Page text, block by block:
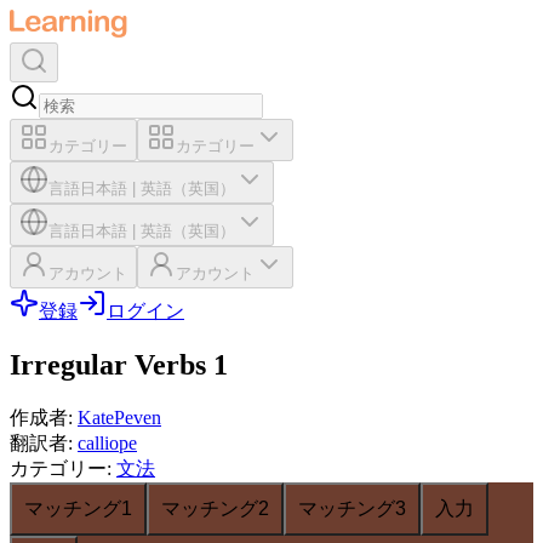
カテゴリー カテゴリー
言語 日本語 英語（英国）
言語 日本語 英語（英国）
アカウント アカウント
登録 ログイン
Irregular Verbs 1
作成者: KatePeven
翻訳者: calliope
カテゴリー: 文法
マッチング1
マッチング2 マッチング3 入力